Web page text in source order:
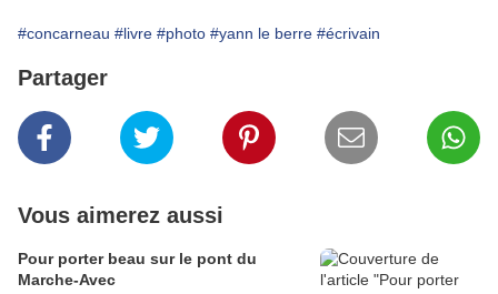
#concarneau #livre #photo #yann le berre #écrivain
Partager
Vous aimerez aussi
Pour porter beau sur le pont du
Marche-Avec